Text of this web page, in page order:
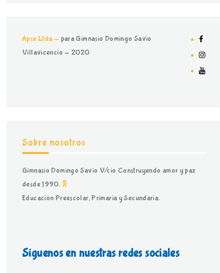
Apse Ltda - para Gimnasio Domingo Savio
Villavicencio - 2020
Sobre nosotros
Gimnasio Domingo Savio V/cio Construyendo amor y paz
desde 1990.
Educación Preescolar, Primaria y Secundaria.
Síguenos en nuestras redes sociales